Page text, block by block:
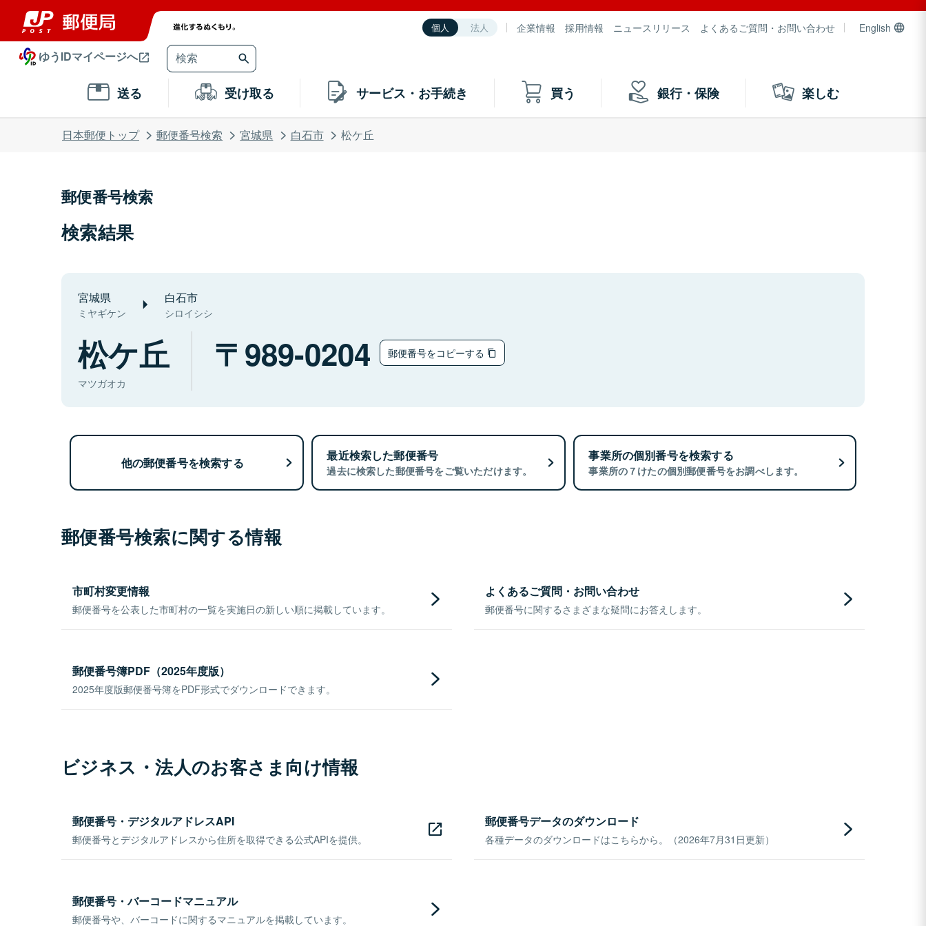
個人 法人 企業情報 採用情報 ニュースリリース よくあるご質問・お問い合わせ English
ゆうIDマイページへ
送る 受け取る サービス・お手続き 買う 銀行・保険 楽しむ
日本郵便トップ 郵便番号検索 宮城県 白石市 松ケ丘
郵便番号検索
検索結果
宮城県
ミヤギケン
白石市
シロイシシ
松ケ丘
マツガオカ
989-0204 郵便番号をコピーする
他の郵便番号を検索する 最近検索した郵便番号
過去に検索した郵便番号をご覧いただけます。
事業所の個別番号を検索する
事業所の７けたの個別郵便番号をお調べします。
郵便番号検索に関する情報
市町村変更情報
郵便番号を公表した市町村の一覧を実施日の新しい順に掲載しています。
よくあるご質問・お問い合わせ
郵便番号に関するさまざまな疑問にお答えします。
郵便番号簿PDF（2025年度版）
2025年度版郵便番号簿をPDF形式でダウンロードできます。
ビジネス・法人のお客さま向け情報
郵便番号・デジタルアドレスAPI
郵便番号とデジタルアドレスから住所を取得できる公式APIを提供。
郵便番号データのダウンロード
各種データのダウンロードはこちらから。（2026年7月31日更新）
郵便番号・バーコードマニュアル
郵便番号や、バーコードに関するマニュアルを掲載しています。